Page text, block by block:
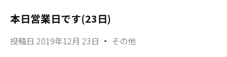
本日営業日です(23日)
投稿日 2019年12月 23日 その他